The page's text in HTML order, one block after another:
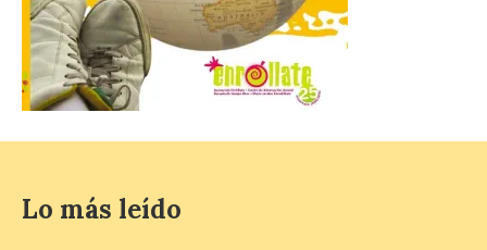
El Gobierno de España
lanza un visor web para
localizar y disfrutar del
eclipse solar del 12 de
agosto con seguridad
7 Ago 2026
Se trata de un visor web
que permite conocer la
Lo más leído